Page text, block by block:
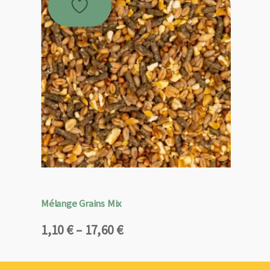
Mélange Grains Mix
1,10€– 17,60€
Plage
prix :